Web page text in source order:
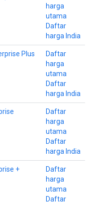
harga
utama
Daftar
harga India
Plus
Daftar
harga
utama
Daftar
harga India
Daftar
harga
utama
Daftar
harga India
+
Daftar
harga
utama
Daftar